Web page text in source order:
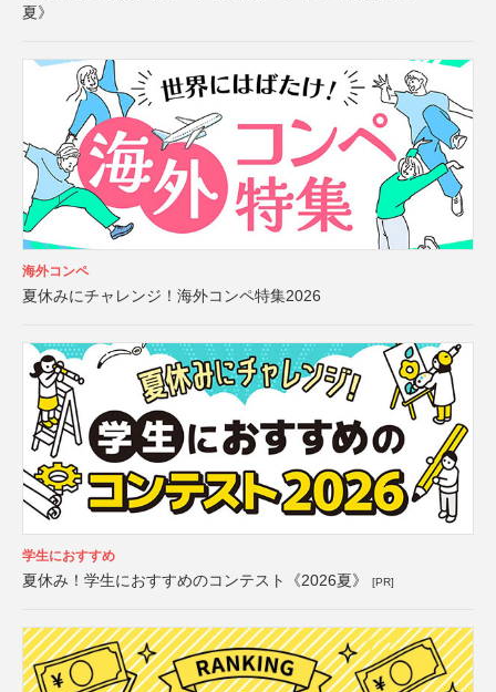
夏》
海外コンペ
夏休みにチャレンジ！海外コンペ特集2026
学生におすすめ
夏休み！学生におすすめのコンテスト《2026夏》 [PR]